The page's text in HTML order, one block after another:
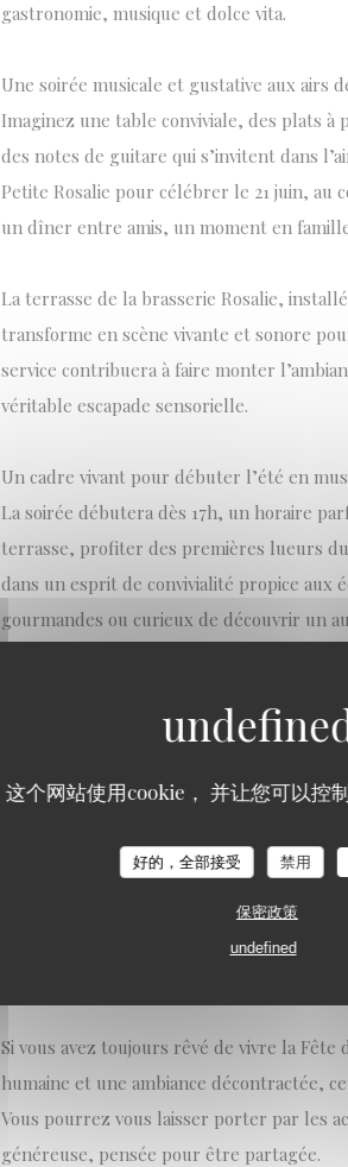
这个网站使用cookie， 并让您可以控
好的，全部接受 禁用
保密政策
undefined
gastronomie, musique et dolce vita.
Une soirée musicale et gustative aux airs
Imaginez une table conviviale, des plats à
des notes de guitare qui s’invitent dans
Petite Rosalie pour célébrer le 21 juin, au
un dîner entre amis, un moment en
La terrasse de la brasserie Rosalie,
transforme en scène vivante et sonore
service contribuera à faire monter
véritable escapade sensorielle.
Un cadre vivant pour débuter l’été en
La soirée débutera dès 17h, un horaire
terrasse, profiter des premières lueurs
dans un esprit de convivialité propice aux
gourmandes ou curieux de découvrir un
Musique, loin des grandes scènes
sons. Ce cadre singulier vous permettra
dans une atmosphère qui respire la détente.
Si vous avez toujours rêvé de vivre la
humaine et une ambiance décontractée,
Vous pourrez vous laisser porter par les
généreuse, pensée pour être partagée.